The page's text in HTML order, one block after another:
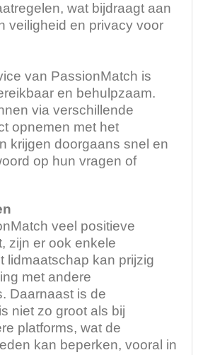
wat bijdraagt aan
veiligheid en privacy voor
van PassionMatch is
en behulpzaam.
via verschillende
opnemen met het
krijgen doorgaans snel en
op hun vragen of
veel positieve
zijn er ook enkele
lidmaatschap kan prijzig
met andere
Daarnaast is de
niet zo groot als bij
platforms, wat de
kan beperken, vooral in